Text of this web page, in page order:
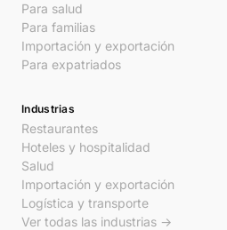
Para salud
Para familias
Importación y exportación
Para expatriados
Industrias
Restaurantes
Hoteles y hospitalidad
Salud
Importación y exportación
Logística y transporte
Ver todas las industrias →